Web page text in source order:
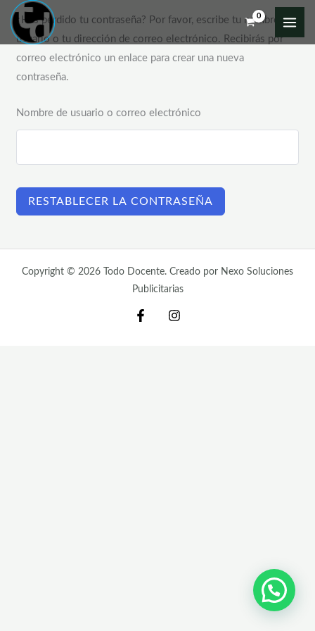
contenido
¿Has perdido tu contraseña? Por favor, escribe tu nombre de
usuario o tu dirección de correo electrónico. Recibirás por
correo electrónico un enlace para crear una nueva
contraseña.
Nombre de usuario o correo electrónico
RESTABLECER LA CONTRASEÑA
Copyright © 2026 Todo Docente. Creado por Nexo Soluciones
Publicitarias